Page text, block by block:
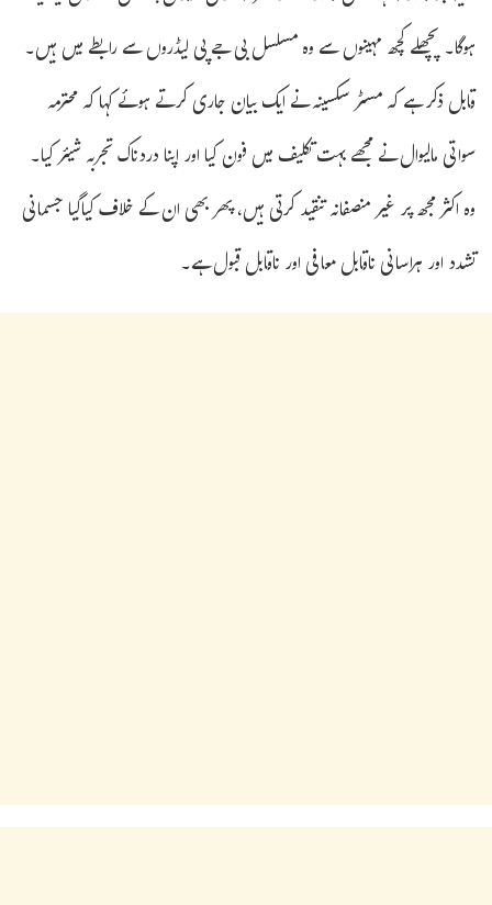
ہوگا۔ پچھلے کچھ مہینوں سے وہ مسلسل بی جے پی لیڈروں سے رابطے میں ہیں۔
قابل ذکر ہے کہ مسٹر سکسینہ نے ایک بیان جاری کرتے ہوئے کہا کہ محترمہ
سواتی مالیوال نے مجھے بہت تکلیف میں فون کیا اور اپنا دردناک تجربہ شیئر کیا۔
وہ اکثر مجھ پر غیر منصفانہ تنقید کرتی ہیں، پھر بھی ان کے خلاف کیاگیا جسمانی
تشدد اور ہراسانی ناقابل معافی اور ناقابل قبول ہے۔